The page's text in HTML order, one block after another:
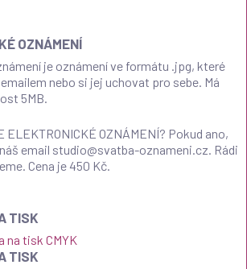
OZNÁMENÍ
je oznámení ve formátu .jpg, které
nebo si jej uchovat pro sebe. Má
5MB.
ELEKTRONICKÉ OZNÁMENÍ? Pokud ano,
email studio@svatba-oznameni.cz. Rádi
Cena je 450 Kč.
TISK
na tisk CMYK
TISK